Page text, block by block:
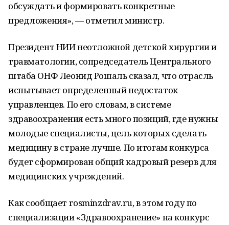
обсуждать и формировать конкретные
предложения», — отметил министр.
Президент НИИ неотложной детской хирургии и
травматологии, сопредседатель Центрального
штаба ОНФ Леонид Рошаль сказал, что отрасль
испытывает определенный недостаток
управленцев. По его словам, в системе
здравоохранения есть много позиций, где нужны
молодые специалисты, цель которых сделать
медицину в стране лучше. По итогам конкурса
будет сформирован общий кадровый резерв для
медицинских учреждений.
Как сообщает rosminzdrav.ru, в этом году по
специализации «Здравоохранение» на конкурс